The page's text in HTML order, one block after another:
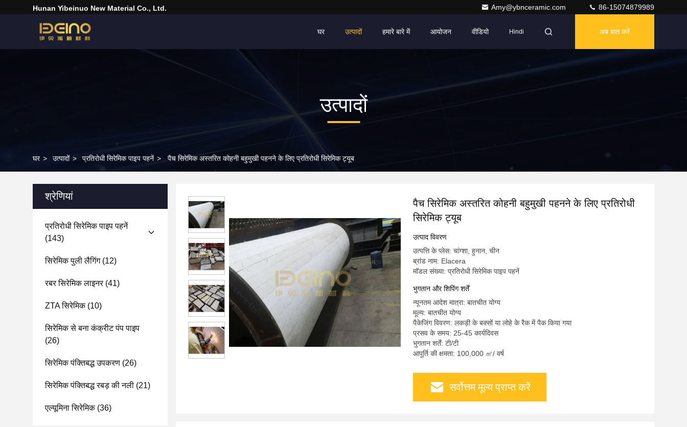
Hunan Yibeinuo New Material Co., Ltd. Amy@ybnceramic.com 86-15074879989
घर उत्पादों हमारे बारे में आयोजन वीडियो Hindi अब बात करें
उत्पादों
घर > उत्पादों > प्रतिरोधी सिरेमिक पाइप पहनें > पैच सिरेमिक अस्तरित कोहनी बहुमुखी पहनने के लिए प्रतिरोधी सिरेमिक ट्यूब
श्रेणियां
प्रतिरोधी सिरेमिक पाइप पहनें
(143)
सिरेमिक पुली लैगिंग(12)
रबर सिरेमिक लाइनर(41)
ZTA सिरेमिक(10)
सिरेमिक से बना कंक्रीट पंप पाइप
(26)
सिरेमिक पंक्तिबद्ध उपकरण (26)
सिरेमिक पंक्तिबद्ध रबड़ की नली (21)
एल्यूमिना सिरेमिक(36)
पैच सिरेमिक अस्तरित कोहनी बहुमुखी पहनने के लिए प्रतिरोधी
सिरेमिक ट्यूब
उत्पाद विवरण
उत्पत्ति के प्लेस: चांग्शा, हुनान, चीन
ब्रांड नाम: Elacera
मॉडल संख्या: प्रतिरोधी सिरेमिक पाइप पहनें
भुगतान और शिपिंग शर्तें
न्यूनतम आदेश मात्रा: बातचीत योग्य
मूल्य: बातचीत योग्य
पैकेजिंग विवरण: लकड़ी के बक्सों या लोहे के रैक में पैक किया गया
प्रसव के समय: 25-45 कार्यदिवस
भुगतान शर्तें: टी/टी
आपूर्ति की क्षमता: 100,000 ㎡/ वर्ष
सर्वोत्तम मूल्य प्राप्त करें